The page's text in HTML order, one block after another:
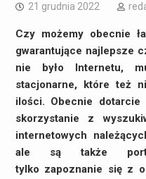
21 grudnia 2022
Czy możemy obecnie
gwarantujące najlepsze
nie było Internetu,
stacjonarne, które też
ilości. Obecnie
skorzystanie z
internetowych
ale są także
tylko zapoznanie się z